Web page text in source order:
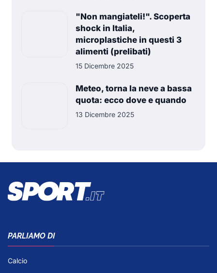
"Non mangiateli!". Scoperta
shock in Italia,
microplastiche in questi 3
alimenti (prelibati)
15 Dicembre 2025
Meteo, torna la neve a bassa
quota: ecco dove e quando
13 Dicembre 2025
PARLIAMO DI
Calcio